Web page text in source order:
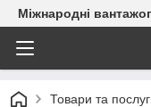
Міжнародні
Товари та